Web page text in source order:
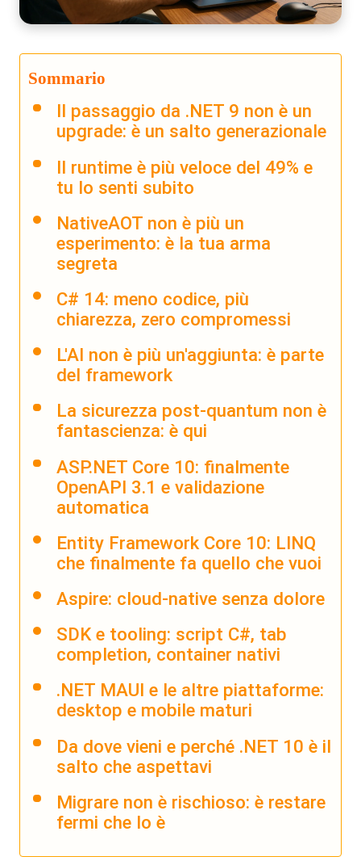
Sommario
Il passaggio da .NET 9 non è un
upgrade: è un salto generazionale
Il runtime è più veloce del 49% e
tu lo senti subito
NativeAOT non è più un
esperimento: è la tua arma
segreta
C# 14: meno codice, più
chiarezza, zero compromessi
L'AI non è più un'aggiunta: è parte
del framework
La sicurezza post-quantum non è
fantascienza: è qui
ASP.NET Core 10: finalmente
OpenAPI 3.1 e validazione
automatica
Entity Framework Core 10: LINQ
che finalmente fa quello che vuoi
Aspire: cloud-native senza dolore
SDK e tooling: script C#, tab
completion, container nativi
.NET MAUI e le altre piattaforme:
desktop e mobile maturi
Da dove vieni e perché .NET 10 è il
salto che aspettavi
Migrare non è rischioso: è restare
fermi che lo è